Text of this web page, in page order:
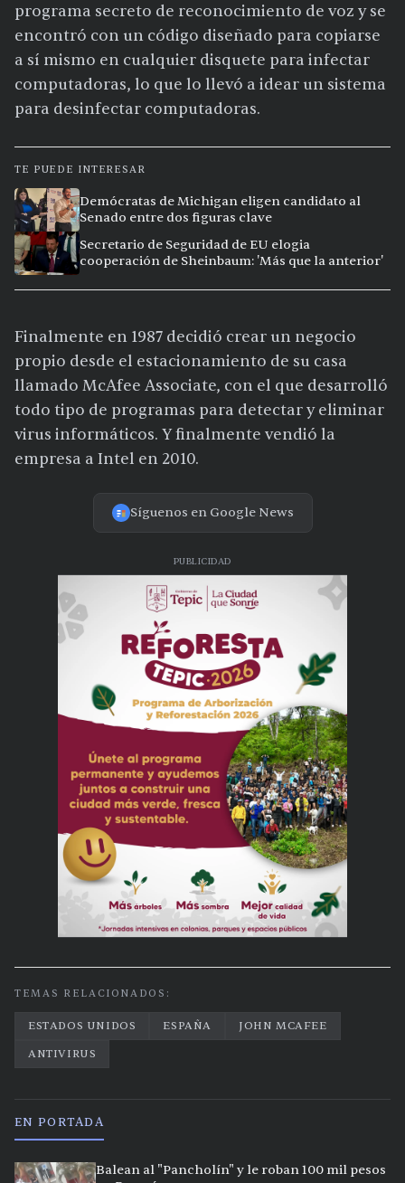
programa secreto de reconocimiento de voz y se
encontró con un código diseñado para copiarse
a sí mismo en cualquier disquete para infectar
computadoras, lo que lo llevó a idear un sistema
para desinfectar computadoras.
TE PUEDE INTERESAR
Demócratas de Michigan eligen candidato al
Senado entre dos figuras clave
Secretario de Seguridad de EU elogia
cooperación de Sheinbaum: 'Más que la anterior'
Finalmente en 1987 decidió crear un negocio
propio desde el estacionamiento de su casa
llamado McAfee Associate, con el que desarrolló
todo tipo de programas para detectar y eliminar
virus informáticos. Y finalmente vendió la
empresa a Intel en 2010.
Síguenos en Google News
PUBLICIDAD
TEMAS RELACIONADOS:
ESTADOS UNIDOS ESPAÑA
JOHN MCAFEE
ANTIVIRUS
EN PORTADA
Balean al "Pancholín" y le roban 100 mil pesos